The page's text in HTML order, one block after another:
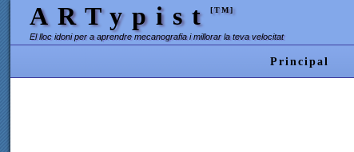
ARTypist[TM]
El lloc idoni per a aprendre mecanografia i millorar la teva velocitat
Principal